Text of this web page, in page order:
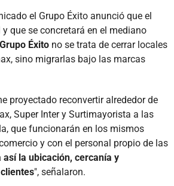
el Grupo Éxito anunció que el
que se concretará en el mediano
Grupo Éxito no se trata de cerrar locales
sino migrarlas bajo las marcas
proyectado reconvertir alrededor de
Super Inter y Surtimayorista a las
que funcionarán en los mismos
y con el personal propio de las
así la ubicación, cercanía y
", señalaron.